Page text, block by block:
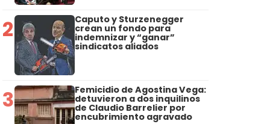
2 Caputo y Sturzenegger
crean un fondo para
indemnizar y “ganar”
sindicatos aliados
3 Femicidio de Agostina Vega:
detuvieron a dos inquilinos
de Claudio Barrelier por
encubrimiento agravado